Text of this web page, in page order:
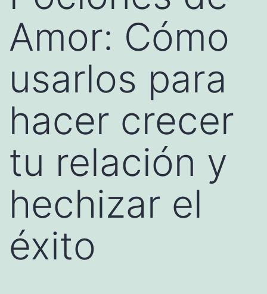
Amor: Cómo
usarlos para
hacer crecer
tu relación y
hechizar el
éxito